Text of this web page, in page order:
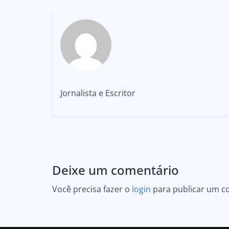
Jornalista e Escritor
Deixe um comentário
Você precisa fazer o login para publicar um